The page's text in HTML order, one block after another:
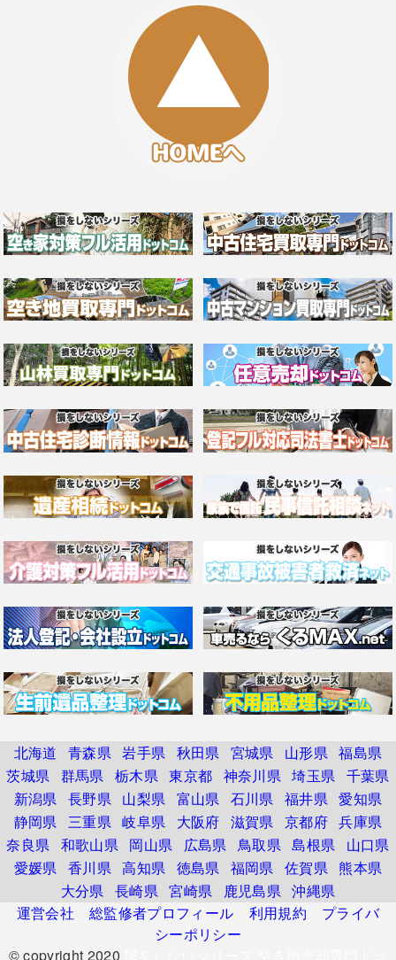
北海道 青森県 岩手県 秋田県 宮城県 山形県 福島県
茨城県 群馬県 栃木県 東京都 神奈川県 埼玉県 千葉県
新潟県 長野県 山梨県 富山県 石川県 福井県 愛知県
静岡県 三重県 岐阜県 大阪府 滋賀県 京都府 兵庫県
奈良県 和歌山県 岡山県 広島県 鳥取県 島根県
山口県
愛媛県 香川県 高知県 徳島県 福岡県 佐賀県 熊本県
大分県 長崎県 宮崎県 鹿児島県 沖縄県
運営会社
総監修者プロフィール 利用規約
プライバ
シーポリシー
© copyright 2020